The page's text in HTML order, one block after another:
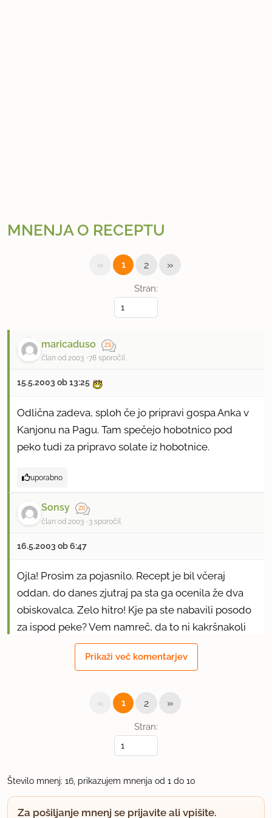
MNENJA O RECEPTU
Stran:
« 1 2 »
maricaduso
član od 2003 78 sporočil
15.5.2003 ob 13:25
Odlična zadeva, sploh če jo pripravi gospa Anka v
Kanjonu na Pagu. Tam spečejo hobotnico pod
peko tudi za pripravo solate iz hobotnice.
uporabno
Sonsy
član od 2003 3 sporočil
16.5.2003 ob 6:47
Ojla! Prosim za pojasnilo. Recept je bil včeraj
oddan, do danes zjutraj pa sta ga ocenila že dva
obiskovalca. Zelo hitro! Kje pa ste nabavili posodo
za ispod peke? Vem namreč, da to ni kakršnakoli
posoda.Tudi sama bi si jo kupila, da lahko sploh
preiskusim ta recept. Lep pozdrav! Sonsy
879 sporočil
Pozdrav vsem,
Prikaži več komentarjev
Stran:
« 1 2 »
Število mnenj: 16, prikazujem mnenja od 1 do 10
Za pošiljanje mnenj se prijavite ali vpišite.